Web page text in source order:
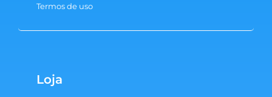
Termos de uso
Loja